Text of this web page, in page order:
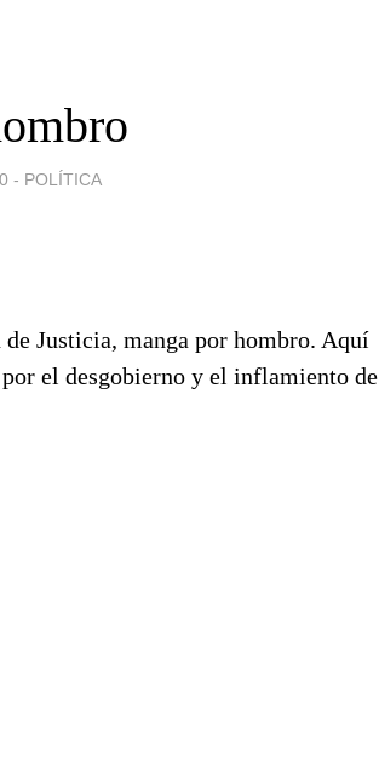
- POLÍTICA
Justicia, manga por hombro. Aquí
el desgobierno y el inflamiento de